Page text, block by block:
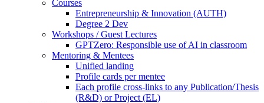
Courses
Entrepreneurship & Innovation (AUTH)
Degree 2 Dev
Workshops / Guest Lectures
GPTZero: Responsible use of AI in classroom
Mentoring & Mentees
Unified landing
Profile cards per mentee
Each profile cross-links to any Publication/Thesis
(R&D) or Project (EL)